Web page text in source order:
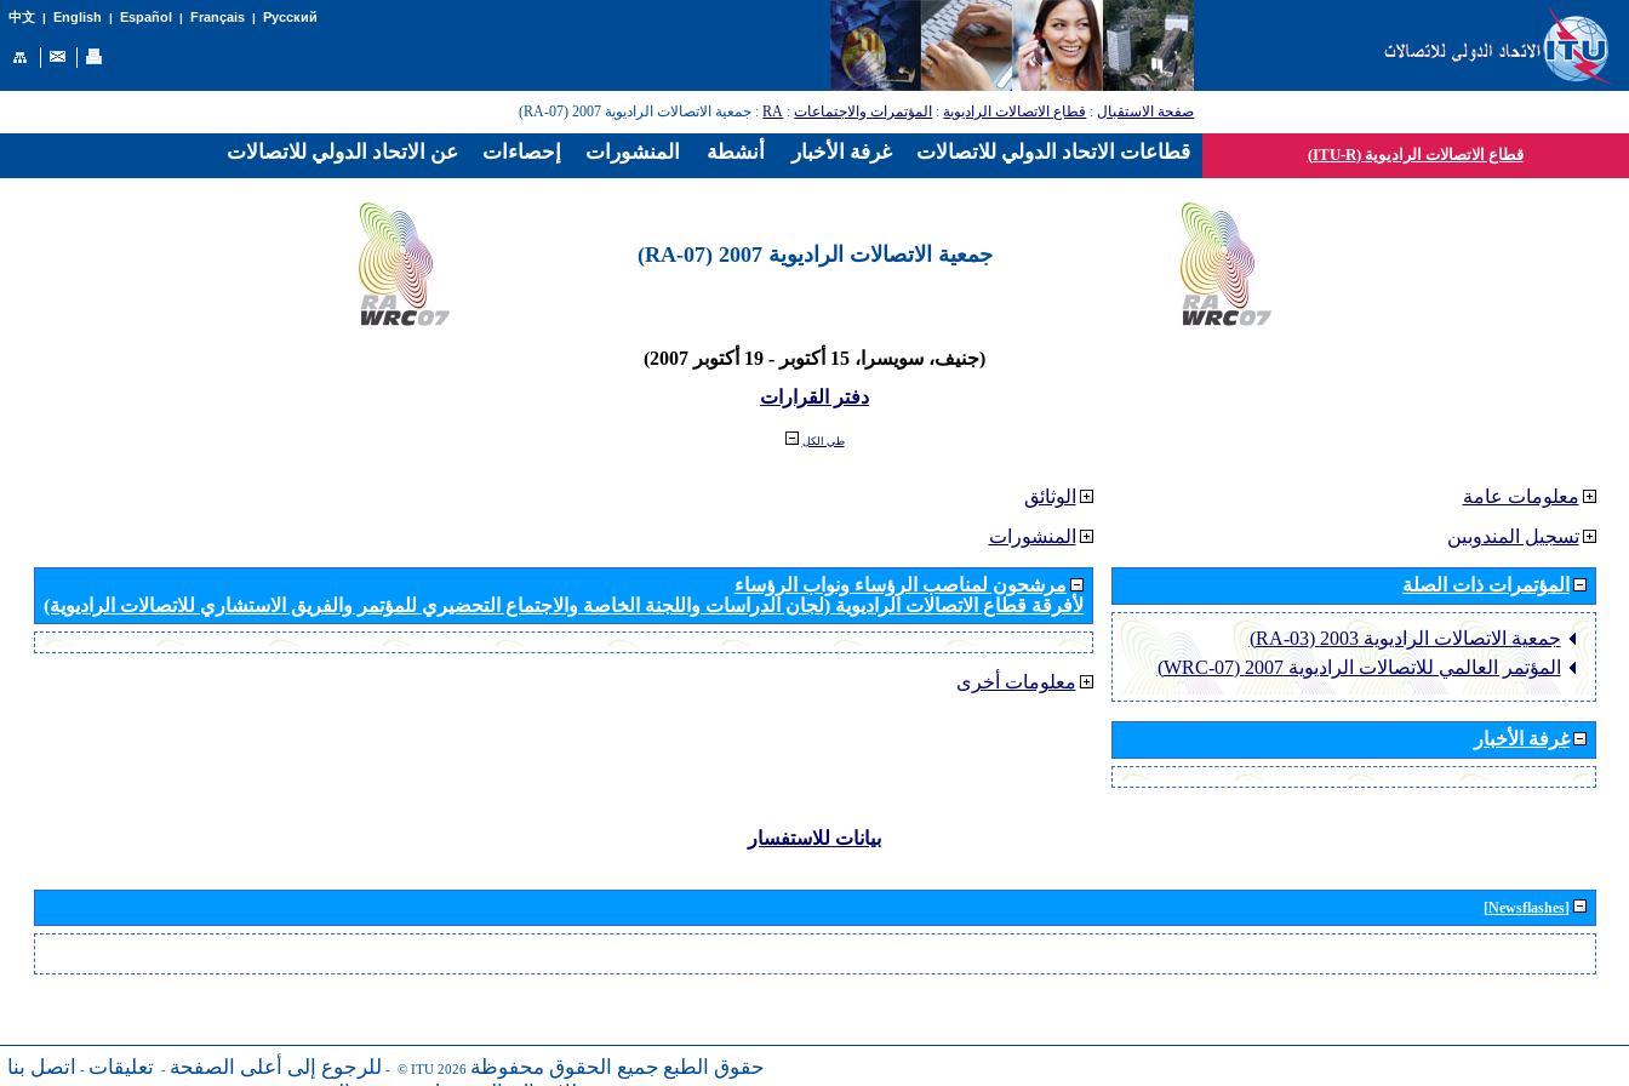
中文| English | Español | Français| Русский
صفحة الاستقبال: قطاع الاتصالات الراديوية: المؤتمرات والاجتماعات:
RA: جمعية الاتصالات الراديوية 2007 (RA-07)
قطاع الاتصالات الراديوية (ITU-R)
جمعية الاتصالات الراديوية 2007 (RA-07)
(جنيف، سويسرا، 15 أكتوبر - 19 أكتوبر 2007)
دفتر القرارات
طي الكل
الوثائق
المنشورات
مرشحون لمناصب الرؤساء ونواب الرؤساء
لأفرقة قطاع الاتصالات الراديوية (لجان الدراسات واللجنة الخاصة والاجتماع التحضيري للمؤتمر والفريق الاستشاري للاتصالات الراديوية)
معلومات أخرى
معلومات عامة
تسجيل المندوبين
المؤتمرات ذات الصلة
جمعية الاتصالات الراديوية 2003 (RA-03)
المؤتمر العالمي للاتصالات الراديوية 2007 (WRC-07)
غرفة الأخبار
بيانات للاستفسار
[Newsflashes]
للرجوع إلى أعلى الصفحة - تعليقات - اتصل بنا - © ITU 2026 حقوق الطبع جميع الحقوق محفوظة
عن الاتحاد الدولي للاتصالات إحصاءات المنشورات أنشطة غرفة الأخبار قطاعات الاتحاد الدولي للاتصالات